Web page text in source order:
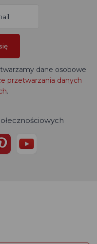
dane osobowe
przetwarzania danych
.